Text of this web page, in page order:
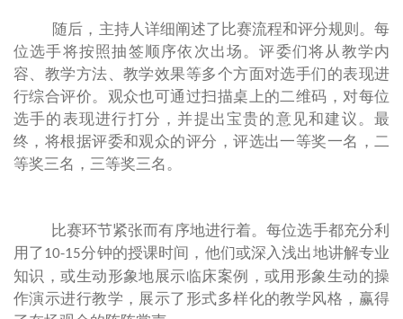
随后，主持人详细阐述了比赛流程和评分规则。每
位选手将按照抽签顺序依次出场。评委们将从教学内
容、教学方法、教学效果等多个方面对选手们的表现进
行综合评价。观众也可通过扫描桌上的二维码，对每位
选手的表现进行打分，并提出宝贵的意见和建议。最
终，将根据评委和观众的评分，评选出一等奖一名，二
等奖三名，三等奖三名。
比赛环节紧张而有序地进行着。每位选手都充分利
用了10-15分钟的授课时间，他们或深入浅出地讲解专业
知识，或生动形象地展示临床案例， 或用形象生动的操
作演示进行教学，展示了形式多样化的教学风格，赢得